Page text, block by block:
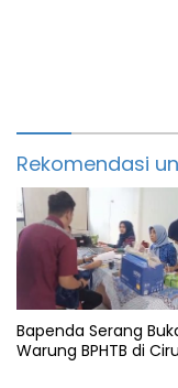
Rekomendasi
Bapenda Serang
Warung BPHTB di